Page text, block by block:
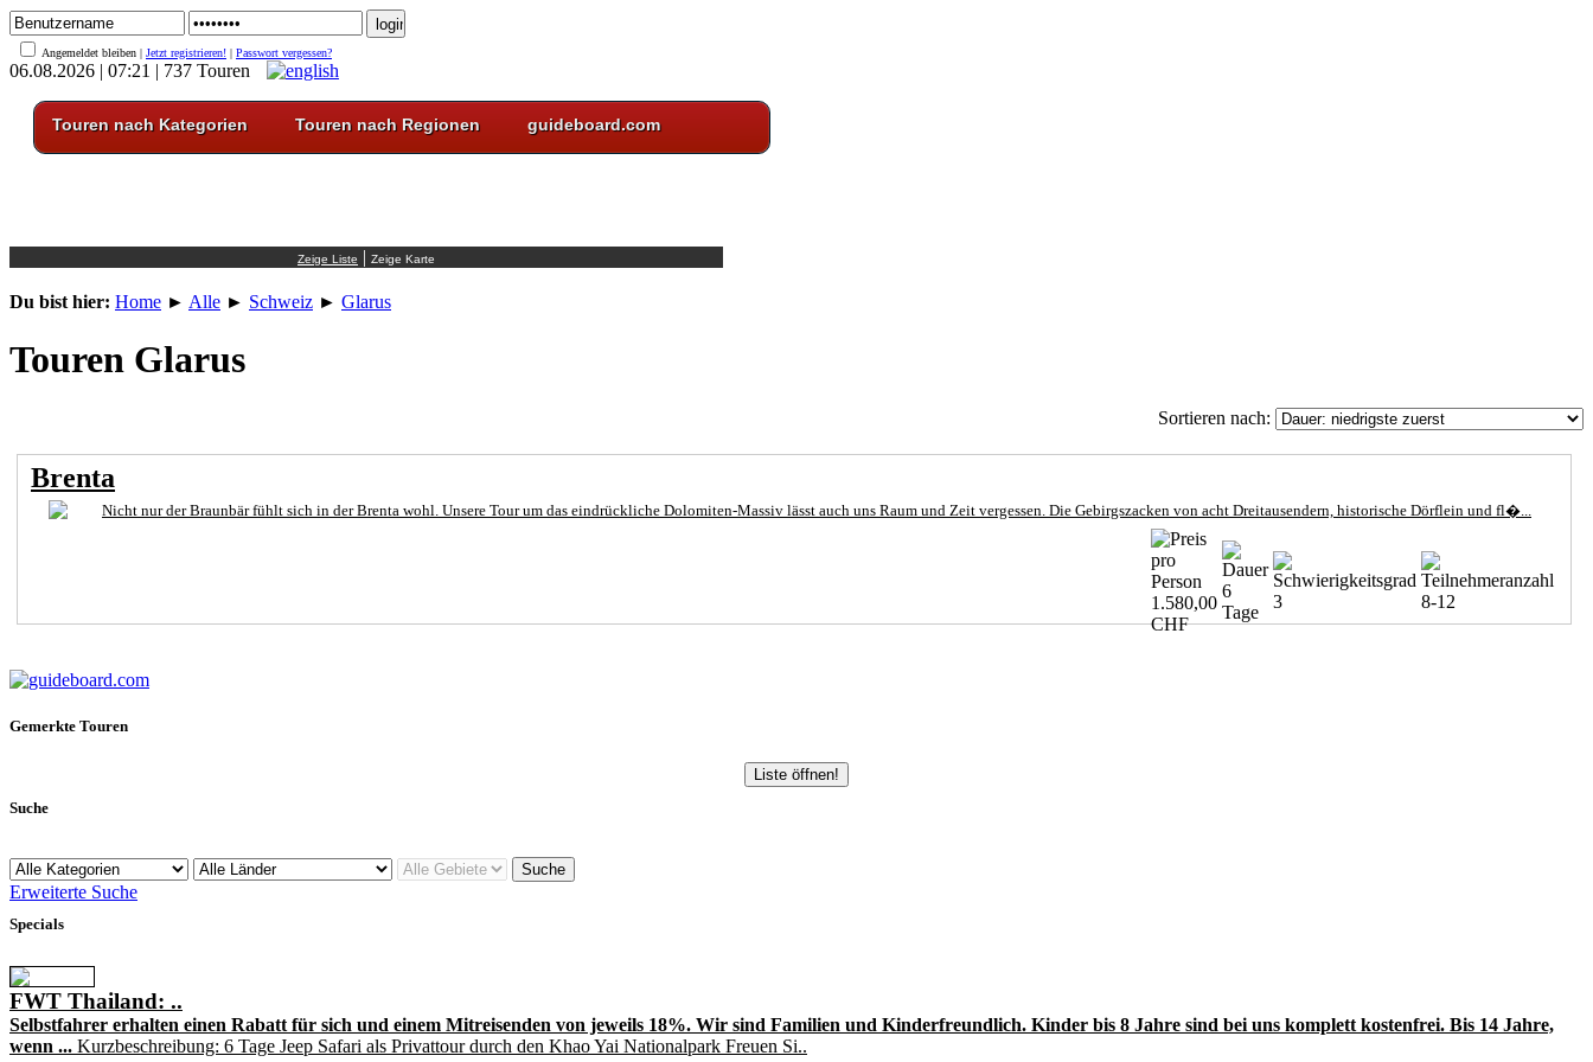
Angemeldet bleiben | Jetzt registrieren! | Passwort vergessen?
06.08.2026 | 07:21 | 737 Touren
Touren nach Kategorien Touren nach Regionen guideboard.com
|
Du bist hier: Home ► Alle ► Schweiz ► Glarus
Touren Glarus
Sortieren nach:
Brenta
Nicht nur der Braunbär fühlt sich in der Brenta wohl. Unsere Tour um das eindrückliche Dolomiten-Massiv lässt auch uns Raum und Zeit vergessen. Die Gebirgszacken von acht Dreitausendern, historische Dörflein und fl�...
1.580,00
CHF
6
Tage
3 8-12
Gemerkte Touren
Liste öffnen!
Suche
Erweiterte Suche
Specials
FWT Thailand: ..
Selbstfahrer erhalten einen Rabatt für sich und einem Mitreisenden von jeweils 18%. Wir sind Familien und Kinderfreundlich. Kinder bis 8 Jahre sind bei uns komplett kostenfrei. Bis 14 Jahre,
wenn ... Kurzbeschreibung: 6 Tage Jeep Safari als Privattour durch den Khao Yai Nationalpark Freuen Si..